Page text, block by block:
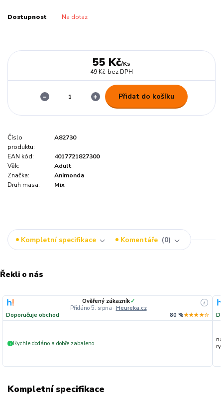
Dostupnost Na dotaz
55 Kč/Ks
49 Kč bez DPH
Přidat do košíku
Číslo
produktu:
A82730
EAN kód:
4017721827300
Věk:
Adult
Značka:
Animonda
Druh masa:
Mix
Kompletní specifikace Komentáře 0
Řekli o nás
Ověřený zákazník✓
Přidáno 5. srpna · Heureka.cz
i
Doporučuje obchod 80 %★★★★☆
+ Rychle dodáno a dobře zabaleno.
Kompletní specifikace